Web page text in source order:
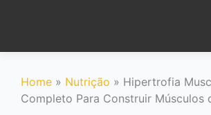
Home » Nutrição » Hipertrofia
Completo Para Construir Músculos